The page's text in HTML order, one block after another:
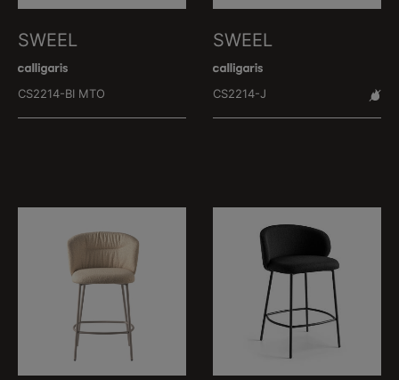
SWEEL
CS2214-BI MTO
SWEEL
CS2214-J